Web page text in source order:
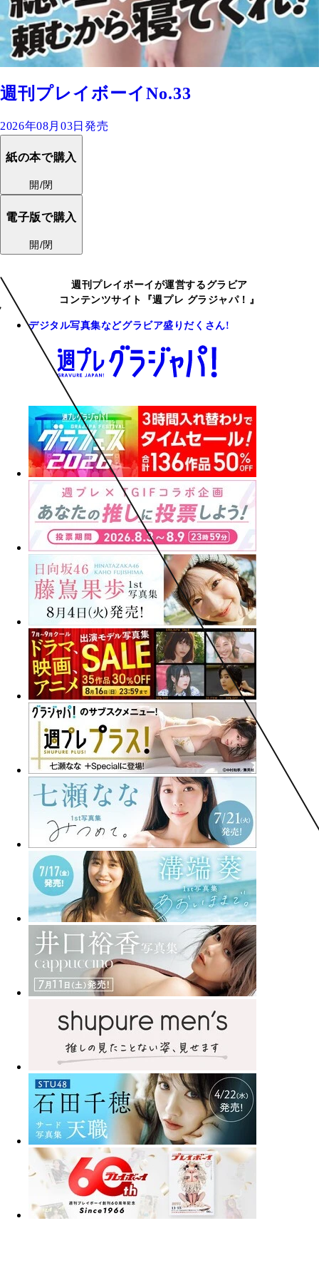
週刊プレイボーイNo.33
2026年08月03日発売
紙の本で購入
開/閉
電子版で購入
開/閉
週刊プレイボーイが運営するグラビア
コンテンツサイト『週プレ グラジャパ！』
デジタル写真集などグラビア盛りだくさん!